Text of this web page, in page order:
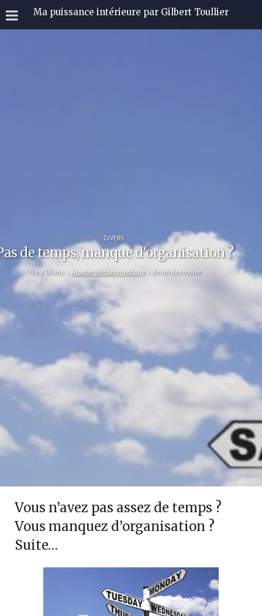
Ma puissance intérieure par Gilbert Toullier
DIVERS
de temps, manque d’organisation ?
Il y a 10 ans Ajouter un commentaire 8 min de lecture
Vous n’avez pas assez de temps ?
Vous manquez d’organisation ?
Suite…